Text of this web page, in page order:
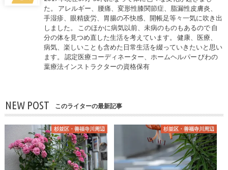
た。 アレルギー、腰痛、変形性膝関節症、脂漏性皮膚炎、
手湿疹、眼精疲労、胃腸の不快感、開帳足等々一気に吹き出
しました。 このほかに病気以前、未病のものもあるので 自
分の体を見つめ直した生活を考えています。 健康、医療、
病気、楽しいことも含めた日常生活を綴っていきたいと思い
ます。 認定医療コーディネーター、ホームヘルパー びわの
葉療法インストラクターの資格保有
NEW POST このライターの最新記事
杉並区・善福寺川周辺 杉並区・善福寺川周辺